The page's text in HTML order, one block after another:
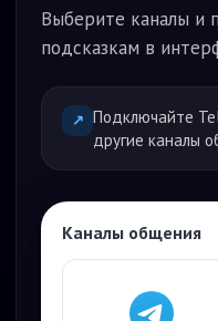
Выберите каналы и
подсказкам в
↗ Подключайте
другие каналы
Каналы общения